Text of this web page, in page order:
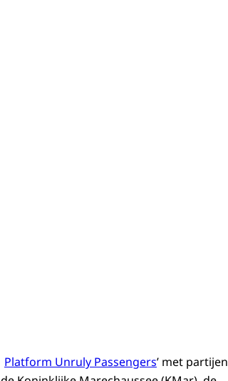
Platform Unruly Passengers’ met partijen